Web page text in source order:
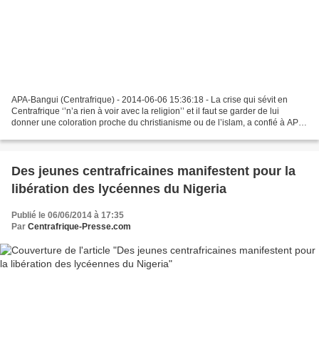
APA-Bangui (Centrafrique) - 2014-06-06 15:36:18 - La crise qui sévit en
Centrafrique ‘’n’a rien à voir avec la religion’’ et il faut se garder de lui
donner une coloration proche du christianisme ou de l’islam, a confié à APA
Des jeunes centrafricaines manifestent pour la
libération des lycéennes du Nigeria
Publié le 06/06/2014 à 17:35
Par Centrafrique-Presse.com